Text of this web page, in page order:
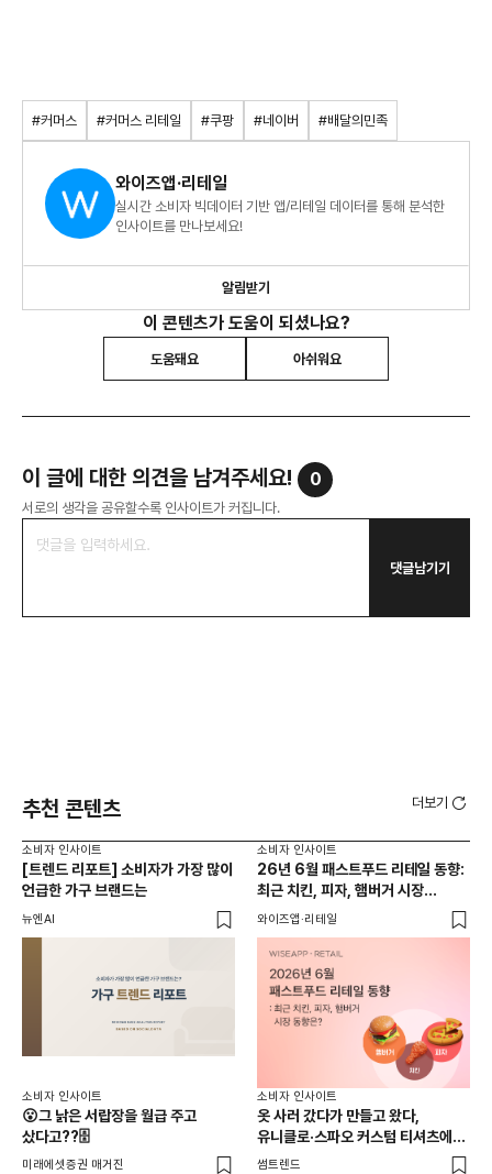
#커머스 #커머스 리테일 #쿠팡 #네이버 #배달의민족
와이즈앱·리테일
실시간 소비자 빅데이터 기반 앱/리테일 데이터를 통해 분석한
인사이트를 만나보세요!
알림받기
이 콘텐츠가 도움이 되셨나요?
도움돼요 아쉬워요
이 글에 대한 의견을 남겨주세요! 0
서로의 생각을 공유할수록 인사이트가 커집니다.
댓글남기기
추천 콘텐츠 더보기
소비자 인사이트
[트렌드 리포트] 소비자가 가장 많이
언급한 가구 브랜드는
뉴엔AI
소비자 인사이트
26년 6월 패스트푸드 리테일 동향:
최근 치킨, 피자, 햄버거 시장
동향은?
와이즈앱·리테일
소비자 인사이트
😮그 낡은 서랍장을 월급 주고
샀다고??🗄️
미래에셋증권 매거진
소비자 인사이트
옷 사러 갔다가 만들고 왔다,
유니클로·스파오 커스텀 티셔츠에
사람들이 줄 서는 진짜 이유는?
썸트렌드